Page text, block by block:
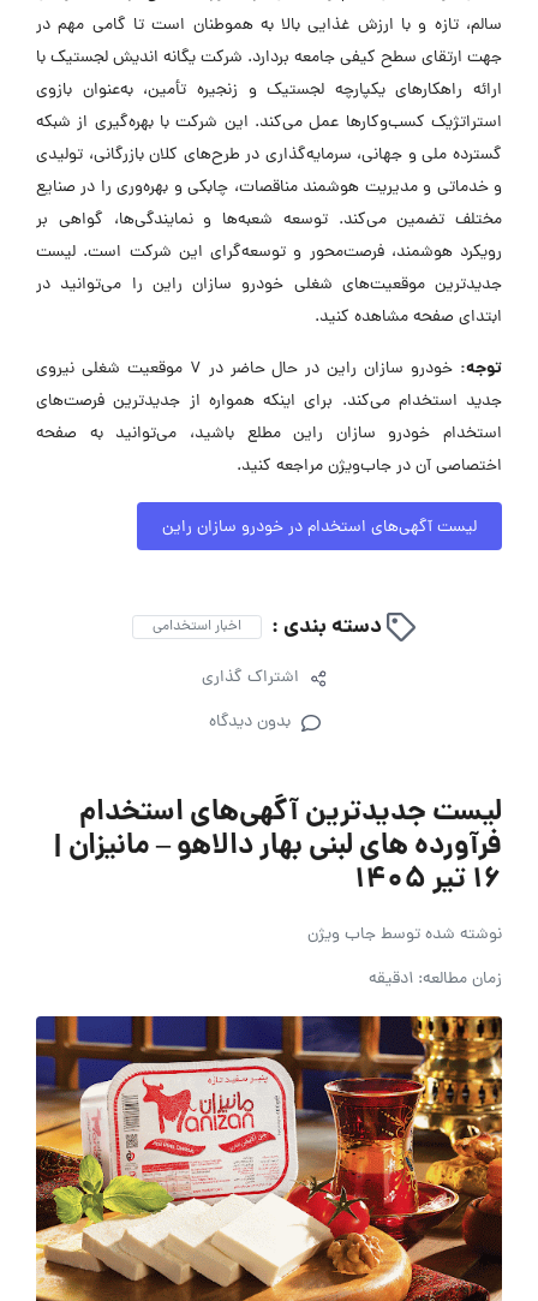
سالم، تازه و با ارزش غذایی بالا به هموطنان است تا گامی مهم در
جهت ارتقای سطح کیفی جامعه بردارد. شرکت یگانه اندیش لجستیک با
ارائه راهکارهای یکپارچه لجستیک و زنجیره تأمین، به‌عنوان بازوی
استراتژیک کسب‌وکارها عمل می‌کند. این شرکت با بهره‌گیری از شبکه
گسترده‌ ملی و جهانی، سرمایه‌گذاری در طرح‌های کلان بازرگانی، تولیدی
و خدماتی و مدیریت هوشمند مناقصات، چابکی و بهره‌وری را در صنایع
مختلف تضمین می‌کند. توسعه شعبه‌ها و نمایندگی‌ها، گواهی بر
رویکرد هوشمند، فرصت‌محور و توسعه‌گرای این شرکت است. لیست
جدیدترین موقعیت‌های شغلی خودرو سازان راین را می‌توانید در
ابتدای صفحه مشاهده کنید.
توجه:
خودرو سازان راین در حال حاضر در ۷ موقعیت شغلی نیروی
جدید استخدام می‌کند. برای اینکه همواره از جدیدترین فرصت‌های
استخدام خودرو سازان راین مطلع باشید، می‌توانید به صفحه
اختصاصی آن در جاب‌ویژن مراجعه کنید.
لیست آگهی‌های استخدام در خودرو سازان راین
دسته بندی : اخبار استخدامی
اشتراک گذاری
بدون دیدگاه
لیست جدیدترین آگهی‌های استخدام
فرآورده های لبنی بهار دالاهو – مانیزان |
۱۶ تیر ۱۴۰۵
نوشته شده توسطجاب ویژن
زمان مطالعه: 1دقیقه